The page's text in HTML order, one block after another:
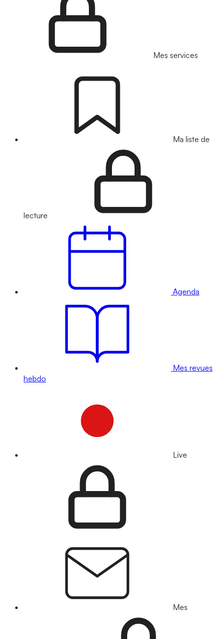
Mes services
Ma liste de
lecture
Agenda
Mes revues
hebdo
Live
Mes